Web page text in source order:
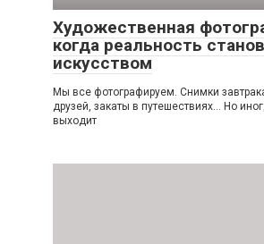
Художественная
когда реальность
искусством
Мы все фотографируем. Снимки
друзей, закаты в путешествиях… Но
выходит